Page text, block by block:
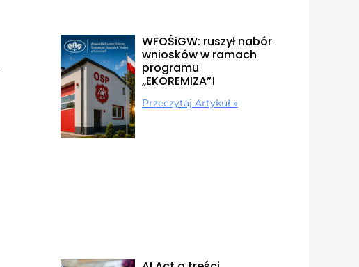
WFOŚiGW: ruszył nabór
wniosków w ramach
programu
„EKOREMIZA”!
Przeczytaj Artykuł »